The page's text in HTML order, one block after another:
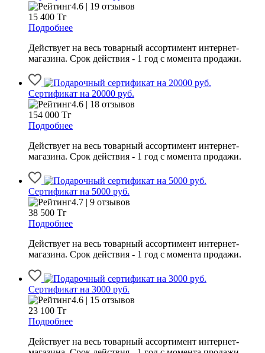
4.6 | 19 отзывов
15 400 Тг
Подробнее
Действует на весь товарный ассортимент интернет-
магазина. Срок действия - 1 год с момента продажи.
Сертификат на 20000 руб.
4.6 | 18 отзывов
154 000 Тг
Подробнее
Действует на весь товарный ассортимент интернет-
магазина. Срок действия - 1 год с момента продажи.
Сертификат на 5000 руб.
4.7 | 9 отзывов
38 500 Тг
Подробнее
Действует на весь товарный ассортимент интернет-
магазина. Срок действия - 1 год с момента продажи.
Сертификат на 3000 руб.
4.6 | 15 отзывов
23 100 Тг
Подробнее
Действует на весь товарный ассортимент интернет-